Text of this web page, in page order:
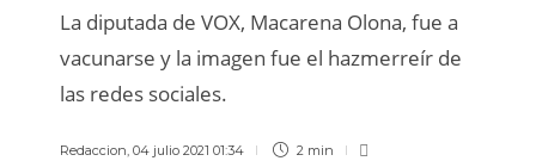
La diputada de VOX, Macarena Olona, fue a
vacunarse y la imagen fue el hazmerreír de
las redes sociales.
Redaccion, 04 julio 2021 01:34 2 min